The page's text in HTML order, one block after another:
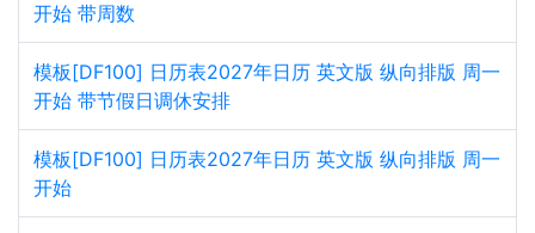
开始 带周数
模板[DF100] 日历表2027年日历 英文版 纵向排版 周一
开始 带节假日调休安排
模板[DF100] 日历表2027年日历 英文版 纵向排版 周一
开始